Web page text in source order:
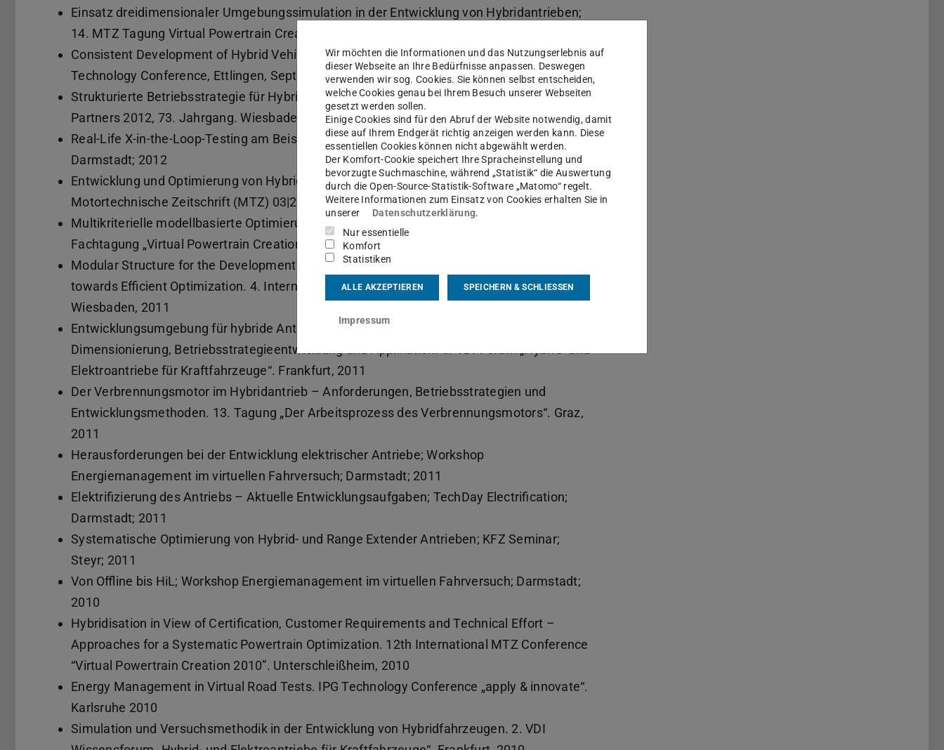
Einsatz dreidimensionaler Umgebungssimulation in der Entwicklung von Hybridantrieben;
14. MTZ Tagung Virtual Powertrain Creation, Esslingen September 2012
Consistent Development of Hybrid Vehicles at the Engine-in-the-Loop Testbed; IPG
Technology Conference, Ettlingen, September 2012
Strukturierte Betriebsstrategie für Hybridfahrzeuge. ATZextra Automotive Engineering
Partners 2012, 73. Jahrgang. Wiesbaden, 2012
Real-Life X-in-the-Loop-Testing am Beispiel EPA; AVL TechDay Electrification Hybrid;
Darmstadt; 2012
Entwicklung und Optimierung von Hybridantrieben am X-in-the-Loop-Motorenprüfstand.
Motortechnische Zeitschrift (MTZ) 03|2012, 73. Jahrgang. Wiesbaden, 2012
Multikriterielle modellbasierte Optimierung von Hybridbetriebstrategien; 13. MTZ-
Fachtagung „Virtual Powertrain Creation 2011“; Unterschleißheim; 2011
Modular Structure for the Development of Hybrid Operating Strategies – An Important Step
towards Efficient Optimization. 4. Internationales Symposium für Entwicklungsmethodik.
Wiesbaden, 2011
Entwicklungsumgebung für hybride Antriebsstränge – Durchgängige Methoden für
Dimensionierung, Betriebsstrategieentwicklung und Applikation. 3. VDI-Forum „Hybrid- und
Elektroantriebe für Kraftfahrzeuge“. Frankfurt, 2011
Der Verbrennungsmotor im Hybridantrieb – Anforderungen, Betriebsstrategien und
Entwicklungsmethoden. 13. Tagung „Der Arbeitsprozess des Verbrennungsmotors“. Graz,
2011
Herausforderungen bei der Entwicklung elektrischer Antriebe; Workshop
Energiemanagement im virtuellen Fahrversuch; Darmstadt; 2011
Elektrifizierung des Antriebs – Aktuelle Entwicklungsaufgaben; TechDay Electrification;
Darmstadt; 2011
Systematische Optimierung von Hybrid- und Range Extender Antrieben; KFZ Seminar;
Steyr; 2011
Von Offline bis HiL; Workshop Energiemanagement im virtuellen Fahrversuch; Darmstadt;
2010
Hybridisation in View of Certification, Customer Requirements and Technical Effort –
Approaches for a Systematic Powertrain Optimization. 12th International MTZ Conference
“Virtual Powertrain Creation 2010”. Unterschleißheim, 2010
Energy Management in Virtual Road Tests. IPG Technology Conference „apply & innovate“.
Karlsruhe 2010
Simulation und Versuchsmethodik in der Entwicklung von Hybridfahrzeugen. 2. VDI
Wir möchten die Informationen und das Nutzungserlebnis auf
dieser Webseite an Ihre Bedürfnisse anpassen. Deswegen
verwenden wir sog. Cookies. Sie können selbst entscheiden,
welche Cookies genau bei Ihrem Besuch unserer Webseiten
gesetzt werden sollen.
Einige Cookies sind für den Abruf der Website notwendig, damit
diese auf Ihrem Endgerät richtig anzeigen werden kann. Diese
essentiellen Cookies können nicht abgewählt werden.
Der Komfort-Cookie speichert Ihre Spracheinstellung und
bevorzugte Suchmaschine, während „Statistik“ die Auswertung
durch die Open-Source-Statistik-Software „Matomo“ regelt.
Weitere Informationen zum Einsatz von Cookies erhalten Sie in
unserer
Datenschutzerklärung.
Nur essentielle
Komfort
Statistiken
ALLE AKZEPTIEREN SPEICHERN & SCHLIESSEN
Impressum